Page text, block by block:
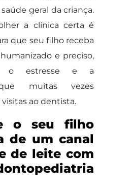
geral da criança.
a clínica certa é
que seu filho receba
e preciso,
o estresse e a
muitas vezes
ao dentista.
o seu filho
de um canal
de leite com